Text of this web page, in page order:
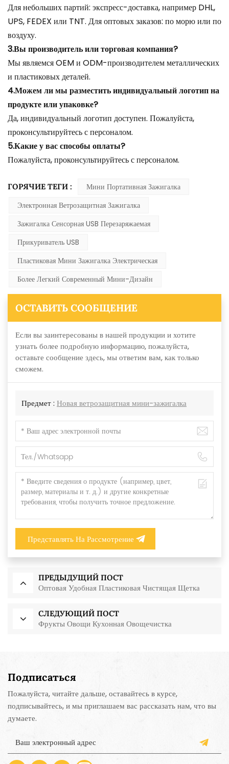
Для небольших партий: экспресс-доставка, например DHL,
UPS, FEDEX или TNT. Для оптовых заказов: по морю или по
воздуху.
3.Вы производитель или торговая компания?
Мы являемся OEM и ODM-производителем металлических
и пластиковых деталей.
4.Можем ли мы разместить индивидуальный логотип на
продукте или упаковке?
Да, индивидуальный логотип доступен. Пожалуйста,
проконсультируйтесь с персоналом.
5.Какие у вас способы оплаты?
Пожалуйста, проконсультируйтесь с персоналом.
ГОРЯЧИЕ ТЕГИ :
Мини Портативная Зажигалка
Электронная Ветрозащитная Зажигалка
Зажигалка Сенсорная USB Перезаряжаемая
Прикуриватель USB
Пластиковая Мини Зажигалка Электрическая
Более Легкий Современный Мини-Дизайн
ОСТАВИТЬ СООБЩЕНИЕ
Если вы заинтересованы в нашей продукции и хотите
узнать более подробную информацию, пожалуйста,
оставьте сообщение здесь, мы ответим вам, как только
сможем.
Предмет : Новая ветрозащитная мини-зажигалка
Представлять На Рассмотрение
ПРЕДЫДУЩИЙ ПОСТ
Оптовая Удобная Пластиковая Чистящая Щетка
СЛЕДУЮЩИЙ ПОСТ
Фрукты Овощи Кухонная Овощечистка
Подписаться
Пожалуйста, читайте дальше, оставайтесь в курсе,
подписывайтесь, и мы приглашаем вас рассказать нам, что вы
думаете.